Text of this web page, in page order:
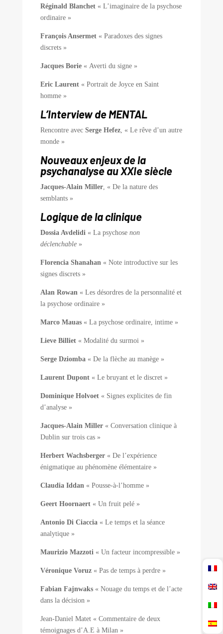
Réginald Blanchet« L’imaginaire de la psychose
ordinaire »
François Ansermet« Paradoxes des signes
discrets »
Jacques Borie« Averti du signe »
Eric Laurent« Portrait de Joyce en Saint
homme »
L’Interview de MENTAL
Rencontre avec Serge Hefez, « Le rêve d’un autre
monde »
Nouveaux enjeux de la
psychanalyse au XXIe siècle
Jacques-Alain Miller, « De la nature des
semblants »
Logique de la clinique
Dossia Avdelidi« La psychose non
déclenchable »
Florencia Shanahan« Note introductive sur les
signes discrets »
Alan Rowan« Les désordres de la personnalité et
la psychose ordinaire »
Marco Mauas« La psychose ordinaire, intime »
Lieve Billiet« Modalité du surmoi »
Serge Dziomba« De la flèche au manège »
Laurent Dupont« Le bruyant et le discret »
Dominique Holvoet« Signes explicites de fin
d’analyse »
Jacques-Alain Miller« Conversation clinique à
Dublin sur trois cas »
Herbert Wachsberger« De l’expérience
énigmatique au phénomène élémentaire »
Claudia Iddan« Pousse-à-l’homme »
Geert Hoornaert« Un fruit pelé »
Antonio Di Ciaccia« Le temps et la séance
analytique »
Maurizio Mazzoti« Un facteur incompressible »
Véronique Voruz« Pas de temps à perdre »
Fabian Fajnwaks« Nouage du temps et de l’acte
dans la décision »
Jean-Daniel Matet « Commentaire de deux
témoignages d’A.E à Milan »